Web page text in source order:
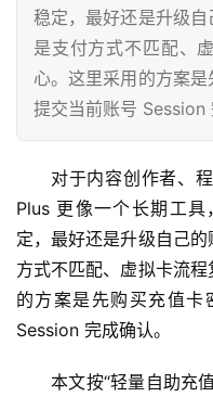
稳定，最好还是升级
是支付方式不匹配、
心。这里采用的方案
提交当前账号 Session
对于内容创作者、
Plus 更像一个长期工
定，最好还是升级自己
方式不匹配、虚拟卡流
的方案是先购买充值卡
Session 完成确认。
本文按“轻量自助充